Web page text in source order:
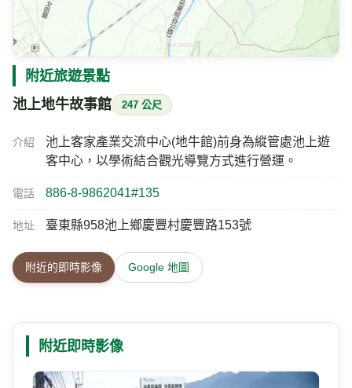
附近旅遊景點
池上地牛故事館 247 公尺
介紹
池上客家產業交流中心(地牛館)前身為縱管處池上遊
客中心，以學術結合觀光導覽方式進行營運。
電話 886-8-9862041#135
地址 臺東縣958池上鄉慶豐村慶豐路153號
附近的即時影像 Google 地圖
附近即時影像